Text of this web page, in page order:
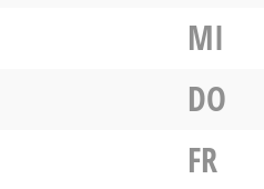
MI
DO
FR